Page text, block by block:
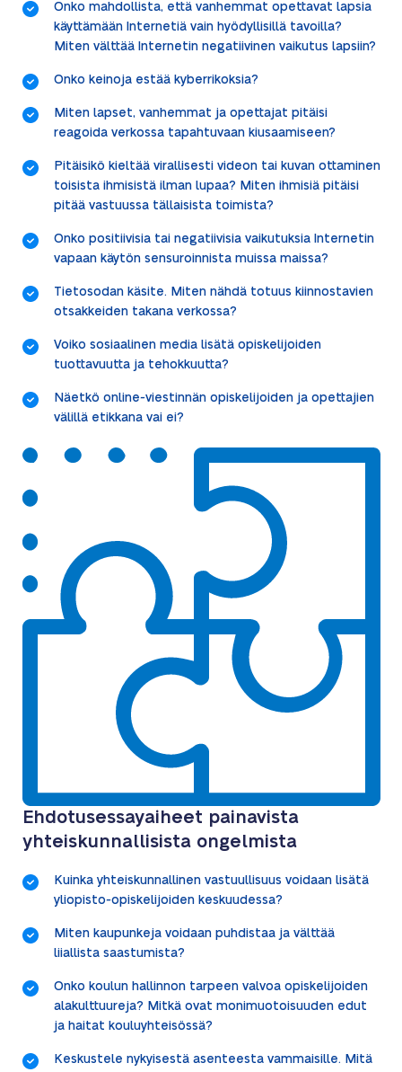
Onko mahdollista, että vanhemmat opettavat lapsia
käyttämään Internetiä vain hyödyllisillä tavoilla?
Miten välttää Internetin negatiivinen vaikutus lapsiin?
Onko keinoja estää kyberrikoksia?
Miten lapset, vanhemmat ja opettajat pitäisi
reagoida verkossa tapahtuvaan kiusaamiseen?
Pitäisikö kieltää virallisesti videon tai kuvan ottaminen
toisista ihmisistä ilman lupaa? Miten ihmisiä pitäisi
pitää vastuussa tällaisista toimista?
Onko positiivisia tai negatiivisia vaikutuksia Internetin
vapaan käytön sensuroinnista muissa maissa?
Tietosodan käsite. Miten nähdä totuus kiinnostavien
otsakkeiden takana verkossa?
Voiko sosiaalinen media lisätä opiskelijoiden
tuottavuutta ja tehokkuutta?
Näetkö online-viestinnän opiskelijoiden ja opettajien
välillä etikkana vai ei?
Ehdotusessayaiheet painavista
yhteiskunnallisista ongelmista
Kuinka yhteiskunnallinen vastuullisuus voidaan lisätä
yliopisto-opiskelijoiden keskuudessa?
Miten kaupunkeja voidaan puhdistaa ja välttää
liiallista saastumista?
Onko koulun hallinnon tarpeen valvoa opiskelijoiden
alakulttuureja? Mitkä ovat monimuotoisuuden edut
ja haitat kouluyhteisössä?
Keskustele nykyisestä asenteesta vammaisille. Mitä